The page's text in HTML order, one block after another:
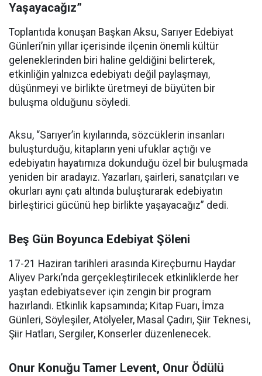
Yaşayacağız”
Toplantıda konuşan Başkan Aksu, Sarıyer Edebiyat
Günleri’nin yıllar içerisinde ilçenin önemli kültür
geleneklerinden biri haline geldiğini belirterek,
etkinliğin yalnızca edebiyatı değil paylaşmayı,
düşünmeyi ve birlikte üretmeyi de büyüten bir
buluşma olduğunu söyledi.
Aksu, “Sarıyer’in kıyılarında, sözcüklerin insanları
buluşturduğu, kitapların yeni ufuklar açtığı ve
edebiyatın hayatımıza dokunduğu özel bir buluşmada
yeniden bir aradayız. Yazarları, şairleri, sanatçıları ve
okurları aynı çatı altında buluşturarak edebiyatın
birleştirici gücünü hep birlikte yaşayacağız” dedi.
Beş Gün Boyunca Edebiyat Şöleni
17-21 Haziran tarihleri arasında Kireçburnu Haydar
Aliyev Parkı’nda gerçekleştirilecek etkinliklerde her
yaştan edebiyatsever için zengin bir program
hazırlandı. Etkinlik kapsamında; Kitap Fuarı, İmza
Günleri, Söyleşiler, Atölyeler, Masal Çadırı, Şiir Teknesi,
Şiir Hatları, Sergiler, Konserler düzenlenecek.
Onur Konuğu Tamer Levent, Onur Ödülü